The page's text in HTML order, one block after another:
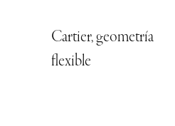
Cartier, geometría
flexible